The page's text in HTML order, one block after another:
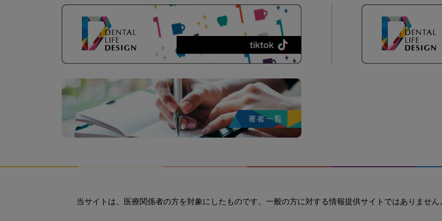
当サイトは、医療関係者の方を対象にしたものです。一般の方に対する情報提供サイトではありません